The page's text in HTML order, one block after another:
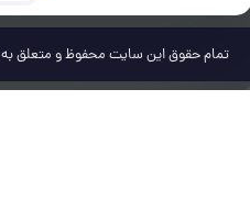
تمام حقوق این سایت محفوظ و متعلق به